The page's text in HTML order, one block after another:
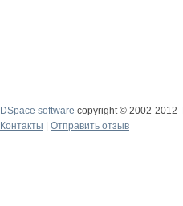
DSpace software copyright © 2002-2012
Контакты
Отправить отзыв